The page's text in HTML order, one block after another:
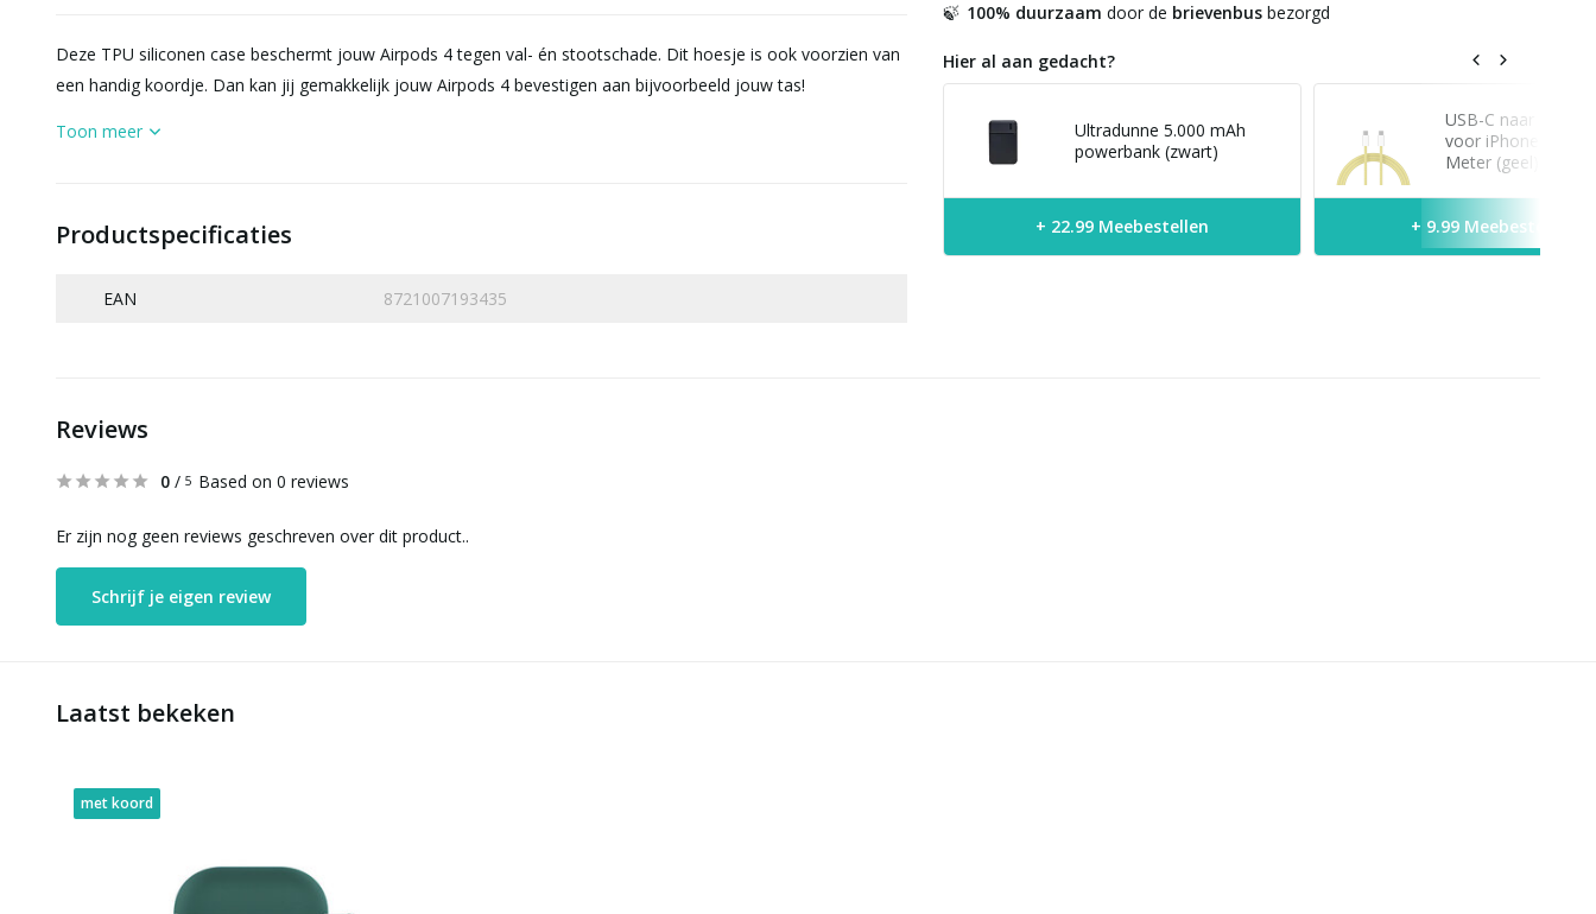
Deze TPU siliconen case beschermt jouw Airpods 4 tegen val- én stootschade. Dit hoesje is ook voorzien van
een handig koordje. Dan kan jij gemakkelijk jouw Airpods 4 bevestigen aan bijvoorbeeld jouw tas!
Toon meer
Productspecificaties
EAN 8721007193435
🍃 100% duurzaam door de brievenbusbezorgd
Hier al aan gedacht?
Ultradunne 5.000 mAh
powerbank (zwart)
+ 22.99 Meebestellen
USB-C naar USB-C
voor iPhone
Meter (geel)
+ 9.99 Meebestellen
Reviews
0 / 5 Based on 0 reviews
Er zijn nog geen reviews geschreven over dit product..
Schrijf je eigen review
Laatst bekeken
met koord